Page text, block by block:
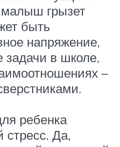
грызет
быть
напряжение,
задачи в школе,
–
ребенка
стресс. Да,